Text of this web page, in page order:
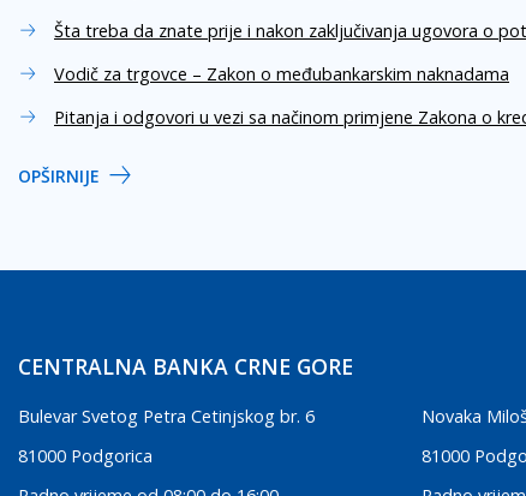
Šta treba da znate prije i nakon zaključivanja ugovora o
Vodič za trgovce – Zakon o međubankarskim naknadama
Pitanja i odgovori u vezi sa načinom primjene Zakona o
OPŠIRNIJE
CENTRALNA BANKA CRNE GORE
Bulevar Svetog Petra Cetinjskog br. 6
81000 Podgorica
Novaka
81000